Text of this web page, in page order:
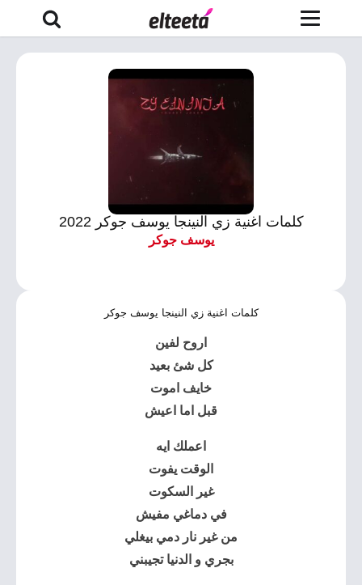
كلمات اغنية زي النينجا يوسف جوكر 2022
يوسف جوكر
كلمات اغنية زي النينجا يوسف جوكر
اروح لفين
كل شئ بعيد
خايف اموت
قبل اما اعيش
اعملك ايه
الوقت يفوت
غير السكوت
في دماغي مفيش
من غير نار دمي بيغلي
بجري و الدنيا تجيبني